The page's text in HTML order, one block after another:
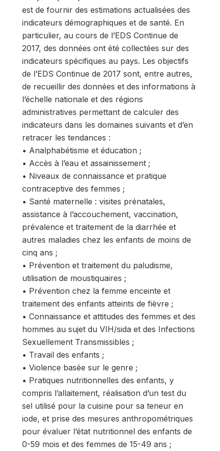
est de fournir des estimations actualisées des
indicateurs démographiques et de santé. En
particulier, au cours de l’EDS Continue de
2017, des données ont été collectées sur des
indicateurs spécifiques au pays. Les objectifs
de l’EDS Continue de 2017 sont, entre autres,
de recueillir des données et des informations à
l’échelle nationale et des régions
administratives permettant de calculer des
indicateurs dans les domaines suivants et d’en
retracer les tendances :
• Analphabétisme et éducation ;
• Accès à l’eau et assainissement ;
• Niveaux de connaissance et pratique
contraceptive des femmes ;
• Santé maternelle : visites prénatales,
assistance à l’accouchement, vaccination,
prévalence et traitement de la diarrhée et
autres maladies chez les enfants de moins de
cinq ans ;
• Prévention et traitement du paludisme,
utilisation de moustiquaires ;
• Prévention chez la femme enceinte et
traitement des enfants atteints de fièvre ;
• Connaissance et attitudes des femmes et des
hommes au sujet du VIH/sida et des Infections
Sexuellement Transmissibles ;
• Travail des enfants ;
• Violence basée sur le genre ;
• Pratiques nutritionnelles des enfants, y
compris l’allaitement, réalisation d’un test du
sel utilisé pour la cuisine pour sa teneur en
iode, et prise des mesures anthropométriques
pour évaluer l’état nutritionnel des enfants de
0-59 mois et des femmes de 15-49 ans ;